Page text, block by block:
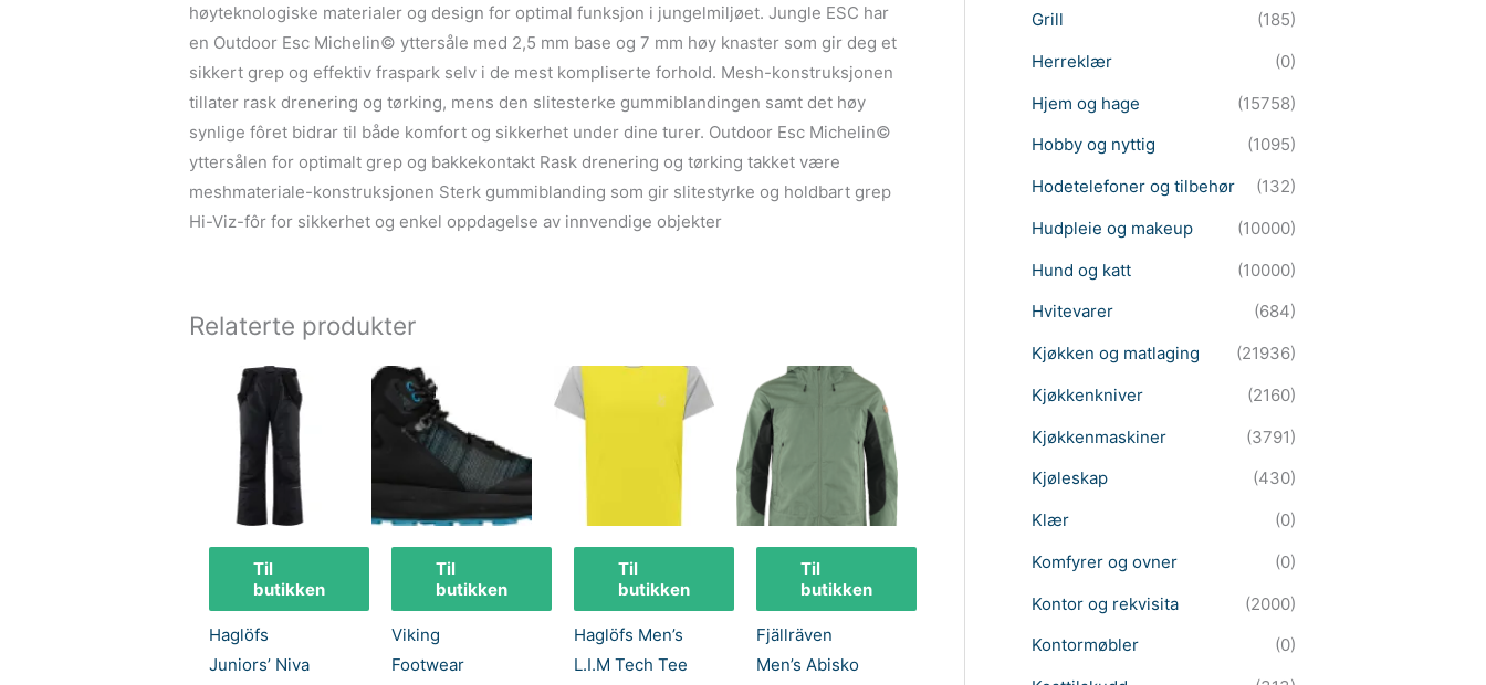
høyteknologiske materialer og design for optimal funksjon i jungelmiljøet. Jungle ESC har
en Outdoor Esc Michelin© yttersåle med 2,5 mm base og 7 mm høy knaster som gir deg et
sikkert grep og effektiv fraspark selv i de mest kompliserte forhold. Mesh-konstruksjonen
tillater rask drenering og tørking, mens den slitesterke gummiblandingen samt det høy
synlige fôret bidrar til både komfort og sikkerhet under dine turer. Outdoor Esc Michelin©
yttersålen for optimalt grep og bakkekontakt Rask drenering og tørking takket være
meshmateriale-konstruksjonen Sterk gummiblanding som gir slitestyrke og holdbart grep
Hi-Viz-fôr for sikkerhet og enkel oppdagelse av innvendige objekter
Relaterte produkter
Til
butikken
Haglöfs
Juniors’ Niva
Til
butikken
Viking
Footwear
Til
butikken
Haglöfs Men’s
L.I.M Tech Tee
Til
butikken
Fjällräven
Men’s Abisko
Grill
(185)
Herreklær
(0)
Hjem og hage
(15758)
Hobby og nyttig
(1095)
Hodetelefoner og tilbehør
(132)
Hudpleie og makeup
(10000)
Hund og katt
(10000)
Hvitevarer
(684)
Kjøkken og matlaging
(21936)
Kjøkkenkniver
(2160)
Kjøkkenmaskiner
(3791)
Kjøleskap
(430)
Klær
(0)
Komfyrer og ovner
(0)
Kontor og rekvisita
(2000)
Kontormøbler
(0)